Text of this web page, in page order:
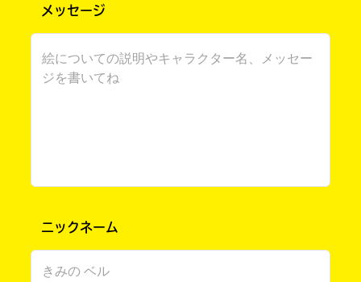
メッセージ
ニックネーム